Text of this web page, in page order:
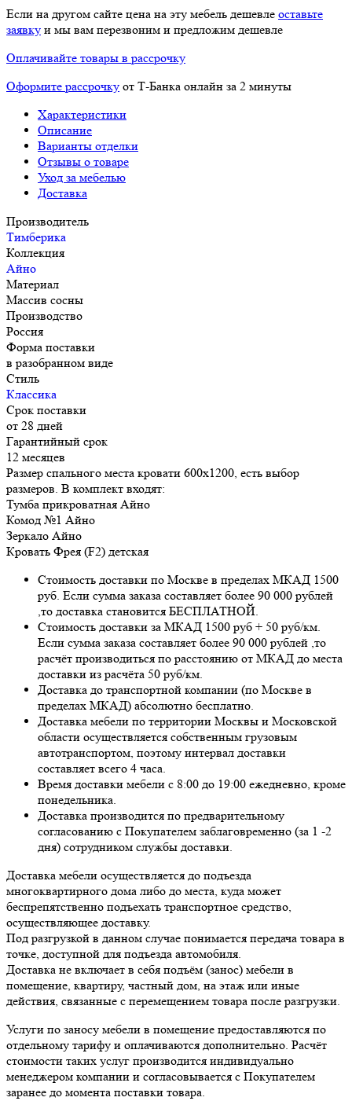
Если на другом сайте цена на эту мебель дешевле оставьте
заявку и мы вам перезвоним и предложим дешевле
Оплачивайте товары в рассрочку
Оформите рассрочку от Т-Банка онлайн за 2 минуты
Характеристики
Описание
Варианты отделки
Отзывы о товаре
Уход за мебелью
Доставка
Производитель
Тимберика
Коллекция
Айно
Материал
Массив сосны
Производство
Россия
Форма поставки
в разобранном виде
Стиль
Классика
Срок поставки
от 28 дней
Гарантийный срок
12 месяцев
Размер спального места кровати 600х1200, есть выбор
размеров. В комплект входят:
Тумба прикроватная Айно
Комод №1 Айно
Зеркало Айно
Кровать Фрея (F2) детская
Стоимость доставки по Москве в пределах МКАД 1500
руб. Если сумма заказа составляет более 90 000 рублей
,то доставка становится БЕСПЛАТНОЙ.
Стоимость доставки за МКАД 1500 руб + 50 руб/км.
Если сумма заказа составляет более 90 000 рублей ,то
расчёт производиться по расстоянию от МКАД до места
доставки из расчёта 50 руб/км.
Доставка до транспортной компании (по Москве в
пределах МКАД) абсолютно бесплатно.
Доставка мебели по территории Москвы и Московской
области осуществляется собственным грузовым
автотранспортом, поэтому интервал доставки
составляет всего 4 часа.
Время доставки мебели с 8:00 до 19:00 ежедневно, кроме
понедельника.
Доставка производится по предварительному
согласованию с Покупателем заблаговременно (за 1 -2
дня) сотрудником службы доставки.
Доставка мебели осуществляется до подъезда
многоквартирного дома либо до места, куда может
беспрепятственно подъехать транспортное средство,
осуществляющее доставку.
Под разгрузкой в данном случае понимается передача товара в
точке, доступной для подъезда автомобиля.
Доставка не включает в себя подъём (занос) мебели в
помещение, квартиру, частный дом, на этаж или иные
действия, связанные с перемещением товара после разгрузки.
Услуги по заносу мебели в помещение предоставляются по
отдельному тарифу и оплачиваются дополнительно. Расчёт
стоимости таких услуг производится индивидуально
менеджером компании и согласовывается с Покупателем
заранее до момента поставки товара.